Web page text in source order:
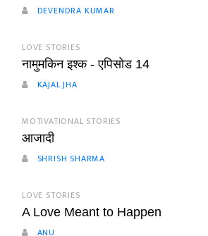
DEVENDRA KUMAR
LOVE STORIES
नामुमकिन इश्क - एपिसोड 14
KAJAL JHA
MOTIVATIONAL STORIES
आजादी
SHRISH SHARMA
LOVE STORIES
A Love Meant to Happen
ANU